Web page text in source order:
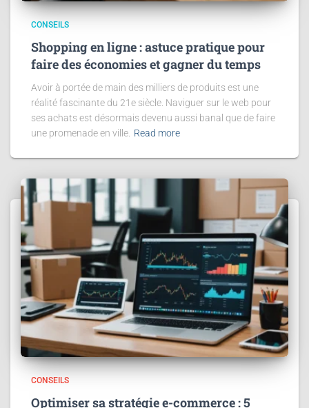
CONSEILS
Shopping en ligne : astuce pratique pour
faire des économies et gagner du temps
Avoir à portée de main des milliers de produits est une
réalité fascinante du 21e siècle. Naviguer sur le web pour
ses achats est désormais devenu aussi banal que de faire
une promenade en ville. Read more
CONSEILS
Optimiser sa stratégie e-commerce : 5